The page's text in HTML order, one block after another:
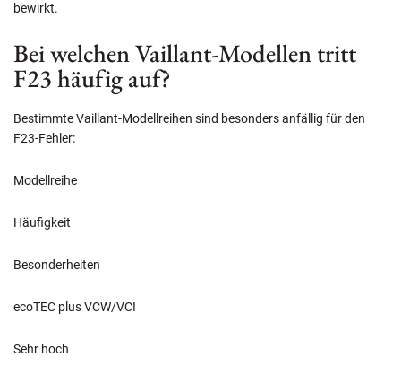
bewirkt.
Bei welchen Vaillant-Modellen tritt
F23 häufig auf?
Bestimmte Vaillant-Modellreihen sind besonders anfällig für den
F23-Fehler:
Modellreihe
Häufigkeit
Besonderheiten
ecoTEC plus VCW/VCI
Sehr hoch